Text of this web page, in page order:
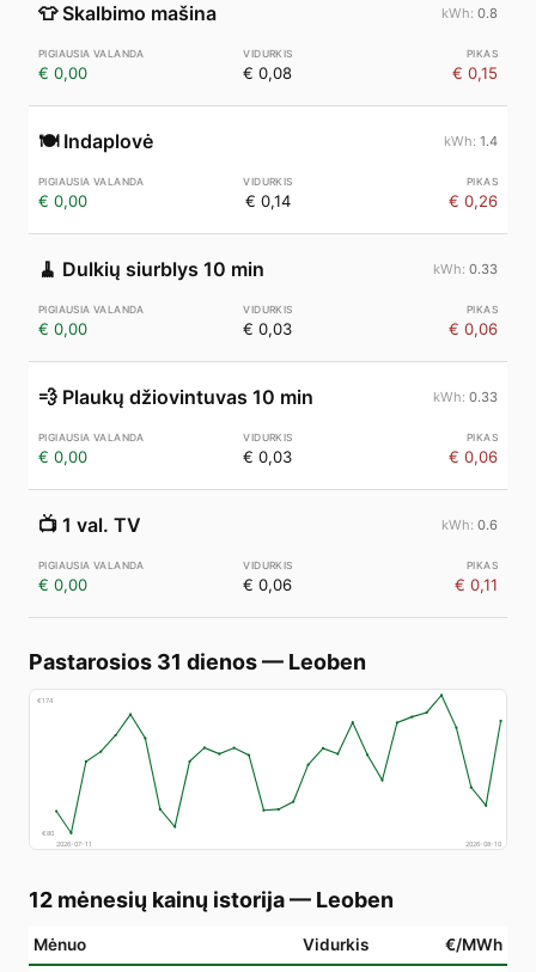
👕 Skalbimo mašina 0.8
€ 0,00 € 0,08 € 0,15
🍽️ Indaplovė 1.4
€ 0,00 € 0,14 € 0,26
🧹 Dulkių siurblys 10 min 0.33
€ 0,00 € 0,03 € 0,06
💨 Plaukų džiovintuvas 10 min 0.33
€ 0,00 € 0,03 € 0,06
📺 1 val. TV 0.6
€ 0,00 € 0,06 € 0,11
Pastarosios 31 dienos— Leoben
€174
€80
2026-07-11
2026-08-10
12 mėnesių kainų istorija— Leoben
Mėnuo Vidurkis €/MWh